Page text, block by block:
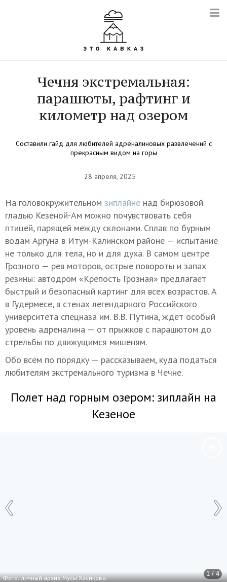
Чечня экстремальная:
парашюты, рафтинг и
километр над озером
Составили гайд для любителей адреналиновых развлечений с
прекрасным видом на горы
28 апреля, 2025
На головокружительном зиплайне над бирюзовой
гладью Кезеной-Ам можно почувствовать себя
птицей, парящей между склонами. Сплав по бурным
водам Аргуна в Итум-Калинском районе — испытание
не только для тела, но и для духа. В самом центре
Грозного — рев моторов, острые повороты и запах
резины: автодром «Крепость Грозная» предлагает
быстрый и безопасный картинг для всех возрастов. А
в Гудермесе, в стенах легендарного Российского
университета спецназа им. В.В. Путина, ждет особый
уровень адреналина — от прыжков с парашютом до
стрельбы по движущимся мишеням.
Обо всем по порядку — рассказываем, куда податься
любителям экстремального туризма в Чечне.
Полет над горным озером: зиплайн на
Кезеное
1 / 4
Фото: личный архив Мусы Хасикова